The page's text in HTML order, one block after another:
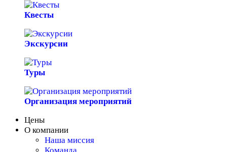
Квесты
Экскурсии
Туры
Организация мероприятий
Цены
О компании
Наша миссия